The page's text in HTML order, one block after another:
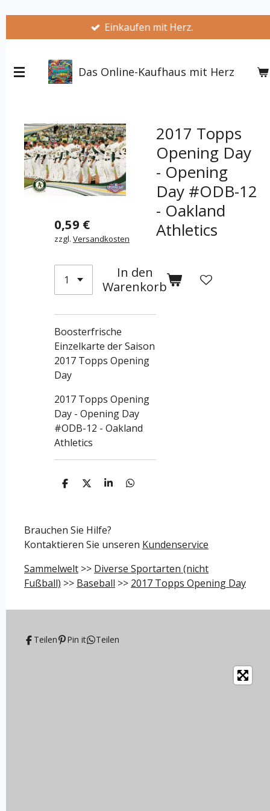
springen
Einkaufen mit Herz.
Das Online-Kaufhaus mit Herz
2017 Topps
Opening Day
- Opening
Day #ODB-12
- Oakland
Athletics
0,59 €
zzgl. Versandkosten
In den
Warenkorb
Boosterfrische
Einzelkarte der Saison
2017 Topps Opening
Day
2017 Topps Opening
Day - Opening Day
#ODB-12 - Oakland
Athletics
T
n
T
e
n
T
e
n
T
Brauchen Sie Hilfe?
Kontaktieren Sie unseren Kundenservice
Sammelwelt >> Diverse Sportarten (nicht
Fußball) >> Baseball >> 2017 Topps Opening Day
Teilen Pin it Teilen